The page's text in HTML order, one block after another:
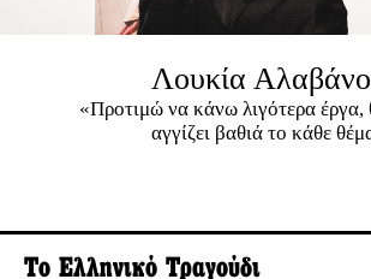
Λουκία
«Προτιμώ να κάνω λιγότερα έργα,
αγγίζει βαθιά το κάθε
Το Ελληνικό Τραγούδι